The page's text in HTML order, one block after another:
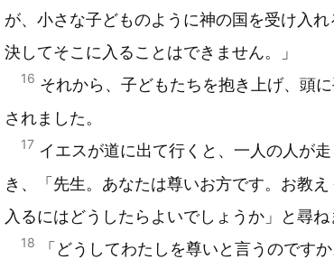
が、小さな子どものように神の国を受け入れ
決してそこに入ることはできません。」
16 それから、子どもたちを抱き上げ、頭
されました。
17 イエスが道に出て行くと、一人の人が
き、「先生。あなたは尊いお方です。お教
入るにはどうしたらよいでしょうか」と尋ね
18
「どうしてわたしを尊いと言うのです